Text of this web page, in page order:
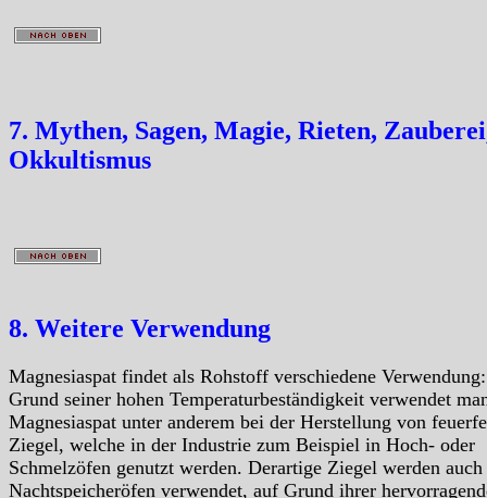
7. Mythen, Sagen, Magie, Rieten,
Okkultismus
8. Weitere Verwendung
Magnesiaspat findet als Rohstoff verschiedene
Grund seiner hohen Temperaturbeständigkeit verwendet
Magnesiaspat unter anderem bei der Herstellung von
Ziegel, welche in der Industrie zum Beispiel in Hoch- oder
Schmelzöfen genutzt werden. Derartige Ziegel werden
Nachtspeicheröfen verwendet, auf Grund ihrer